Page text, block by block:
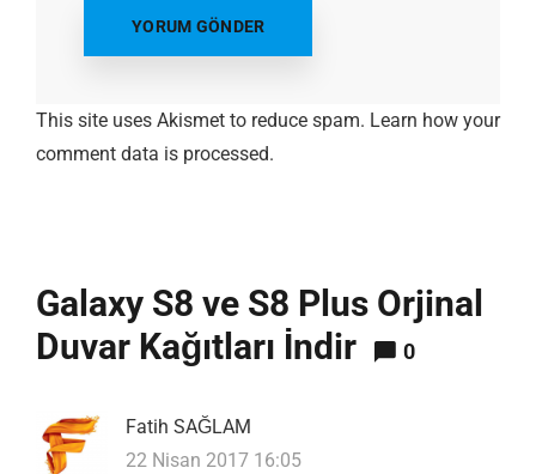
This site uses Akismet to reduce spam. Learn how your
comment data is processed.
Galaxy S8 ve S8 Plus Orjinal
Duvar Kağıtları İndir
0
Fatih SAĞLAM
22 Nisan 2017 16:05